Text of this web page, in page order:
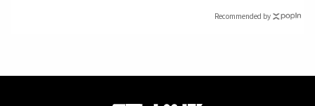
Recommended by